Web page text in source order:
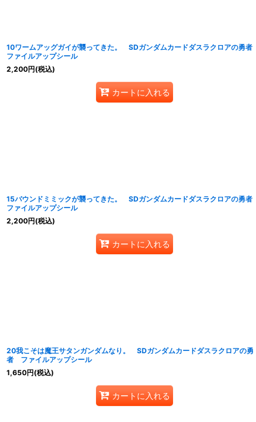
10ワームアッグガイが襲ってきた。 SDガンダムカードダスラクロアの勇者
ファイルアップシール
2,200円(税込)
カートに入れる
15バウンドミミックが襲ってきた。 SDガンダムカードダスラクロアの勇者
ファイルアップシール
2,200円(税込)
カートに入れる
20我こそは魔王サタンガンダムなり。 SDガンダムカードダスラクロアの勇
者 ファイルアップシール
1,650円(税込)
カートに入れる